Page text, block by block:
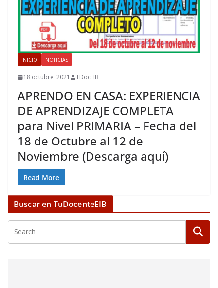
INICIO NOTICIAS
18 octubre, 2021 TDocEIB
APRENDO EN CASA: EXPERIENCIA
DE APRENDIZAJE COMPLETA
para Nivel PRIMARIA – Fecha del
18 de Octubre al 12 de
Noviembre (Descarga aquí)
Read More
Buscar en TuDocenteEIB